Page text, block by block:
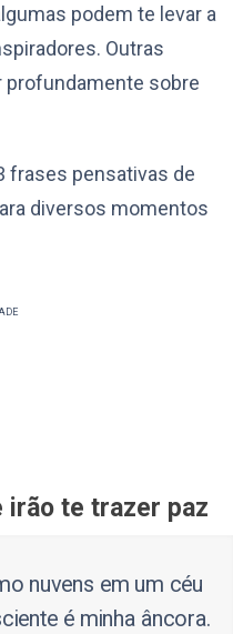
podem te levar a
Outras
profundamente sobre
frases pensativas de
diversos momentos
irão te trazer paz
nuvens em um céu
é minha âncora.